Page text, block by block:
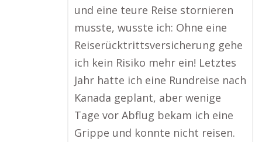
und eine teure Reise stornieren
musste, wusste ich: Ohne eine
Reiserücktrittsversicherung gehe
ich kein Risiko mehr ein! Letztes
Jahr hatte ich eine Rundreise nach
Kanada geplant, aber wenige
Tage vor Abflug bekam ich eine
Grippe und konnte nicht reisen.